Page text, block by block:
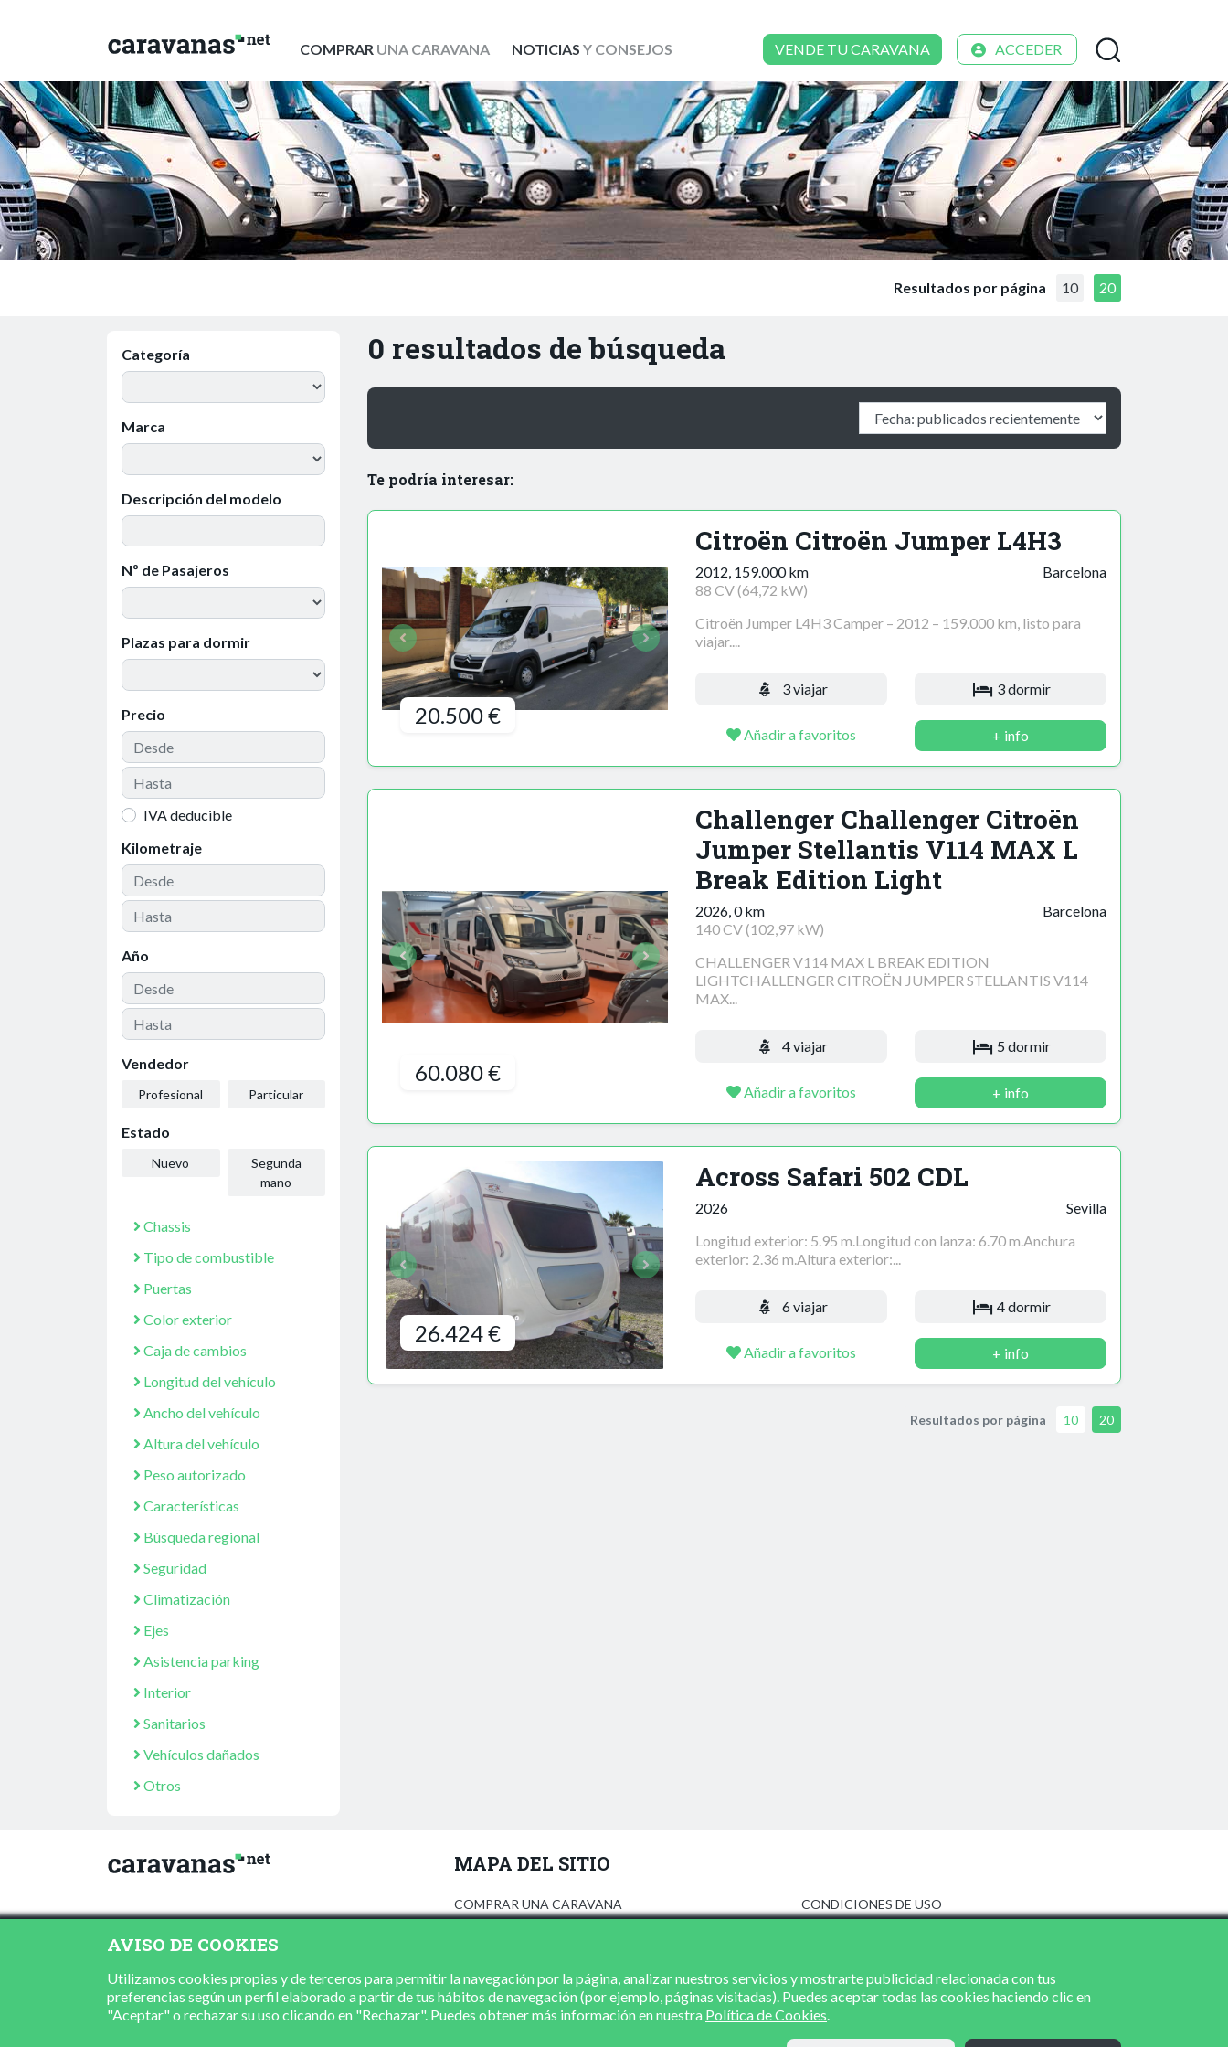
COMPRARUNA CARAVANA NOTICIAS Y CONSEJOS VENDE TU CARAVANA ACCEDER
Resultados por página 10 20
Categoría
Marca
Descripción del modelo
Nº de Pasajeros
Plazas para dormir
Precio
IVA deducible
Kilometraje
Año
Vendedor
Profesional Particular
Estado
Nuevo
Segunda
mano
Chassis
Tipo de combustible
Puertas
Color exterior
Caja de cambios
Longitud del vehículo
Ancho del vehículo
Altura del vehículo
Peso autorizado
Características
Búsqueda regional
Seguridad
Climatización
Ejes
Asistencia parking
Interior
Sanitarios
Vehículos dañados
Otros
0 resultados de búsqueda
Te podría interesar:
20.500 €
Citroën Citroën Jumper L4H3
2012, 159.000 km
88 CV (64,72 kW)
Barcelona
Citroën Jumper L4H3 Camper – 2012 – 159.000 km, listo para
viajar....
3 viajar 3 dormir
Añadir a favoritos + info
60.080 €
Challenger Challenger Citroën
Jumper Stellantis V114 MAX L
Break Edition Light
2026, 0 km
140 CV (102,97 kW)
Barcelona
CHALLENGER V114 MAX L BREAK EDITION
LIGHTCHALLENGER CITROËN JUMPER STELLANTIS V114
MAX...
4 viajar 5 dormir
Añadir a favoritos + info
26.424 €
Across Safari 502 CDL
2026
Sevilla
Longitud exterior: 5.95 m.Longitud con lanza: 6.70 m.Anchura
exterior: 2.36 m.Altura exterior:...
6 viajar 4 dormir
Añadir a favoritos + info
Resultados por página 10 20
MAPA DEL SITIO
COMPRAR UNA CARAVANA
CONCESIONARIOS
CONTACTO
CONDICIONES DE USO
POLÍTICA DE COOKIES
AVISO DE COOKIES
Utilizamos cookies propias y de terceros para permitir la navegación por la página, analizar nuestros servicios y mostrarte publicidad relacionada con tus
preferencias según un perfil elaborado a partir de tus hábitos de navegación (por ejemplo, páginas visitadas). Puedes aceptar todas las cookies haciendo clic en
"Aceptar" o rechazar su uso clicando en "Rechazar". Puedes obtener más información en nuestra Política de Cookies.